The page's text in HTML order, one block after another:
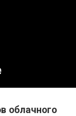
облачного